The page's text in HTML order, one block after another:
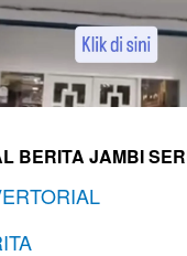
BERITA JAMBI